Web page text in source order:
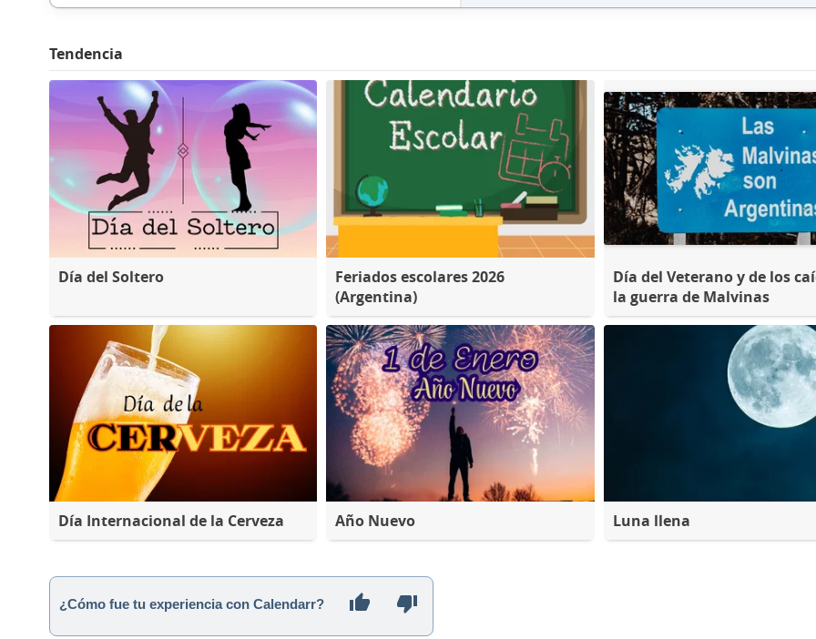
Tendencia
Día del Soltero
Feriados escolares 2026
(Argentina)
Día del Veterano y de los
la guerra de Malvinas
Día Internacional de la Cerveza Año Nuevo Luna llena
¿Cómo fue tu experiencia con Calendarr?